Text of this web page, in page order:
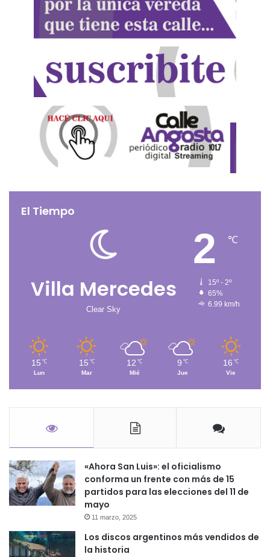
El Tiempo
Villa Mercedes
Clear Sky
2 ℃
15º - 2º
65%
6.99 km/h
15 ℃
Lun
15 ℃
Mar
12 ℃
Mié
9 ℃
Jue
16 ℃
Vie
«Ahora San Luis»: el oficialismo
conforma un frente con más de 15
partidos para las elecciones del 11 de
mayo
11 marzo, 2025
Los discos argentinos más vendidos de
la historia